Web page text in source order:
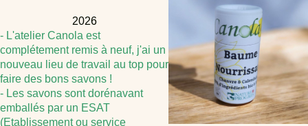
2026
- L'atelier Canola est
complétement remis à neuf, j'ai un
nouveau lieu de travail au top pour
faire des bons savons !
- Les savons sont dorénavant
emballés par un ESAT
(Etablissement ou service